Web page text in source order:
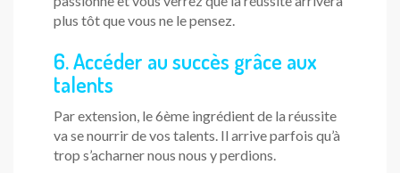
plus tôt que vous ne le pensez.
6. Accéder au succès grâce aux
talents
Par extension, le 6ème ingrédient de la réussite
va se nourrir de vos talents. Il arrive parfois qu’à
trop s’acharner nous nous y perdions.